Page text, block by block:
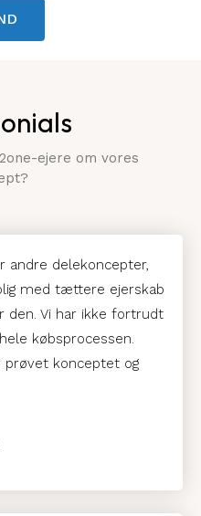
ejere om vores
andre delekoncepter,
med tættere ejerskab
den. Vi har ikke fortrudt
købsprocessen.
prøvet konceptet og